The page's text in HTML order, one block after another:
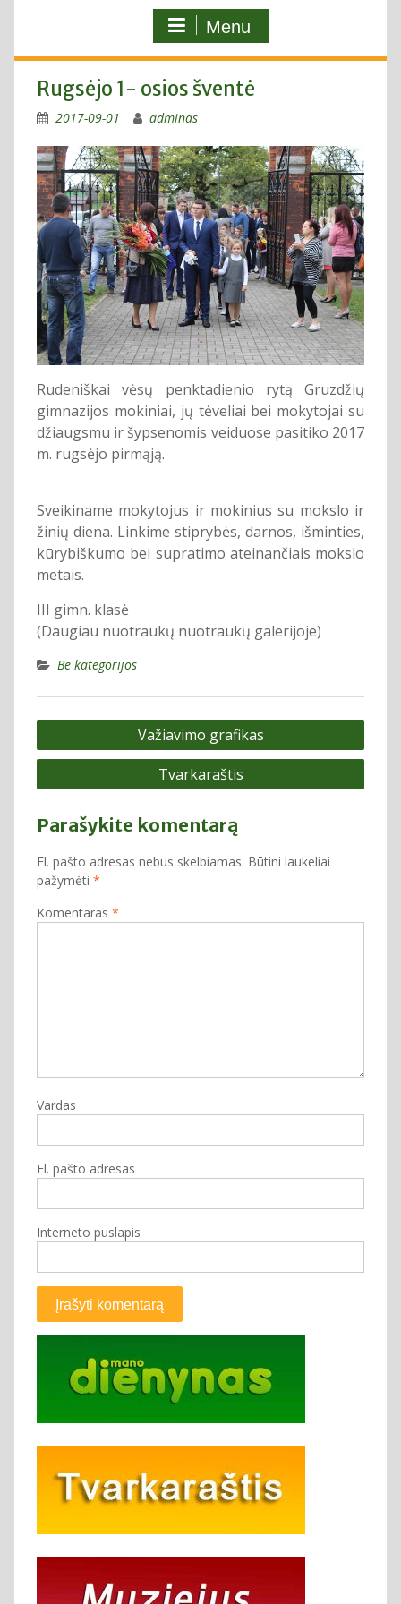
Menu
Rugsėjo 1- osios šventė
2017-09-01 adminas
Rudeniškai vėsų penktadienio rytą Gruzdžių
gimnazijos mokiniai, jų tėveliai bei mokytojai su
džiaugsmu ir šypsenomis veiduose pasitiko 2017
m. rugsėjo pirmąją.
Sveikiname mokytojus ir mokinius su mokslo ir
žinių diena. Linkime stiprybės, darnos, išminties,
kūrybiškumo bei supratimo ateinančiais mokslo
metais.
III gimn. klasė
(Daugiau nuotraukų nuotraukų galerijoje)
Be kategorijos
Navigacija
tarp
Važiavimo grafikas
Tvarkaraštis
Parašykite komentarą
El. pašto adresas nebus skelbiamas. Būtini laukeliai
pažymėti *
Komentaras *
Vardas
El. pašto adresas
Interneto puslapis